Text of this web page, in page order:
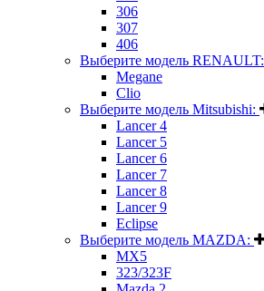
306
307
406
Выберите модель RENAULT:
Megane
Clio
Выберите модель Mitsubishi:
Lancer 4
Lancer 5
Lancer 6
Lancer 7
Lancer 8
Lancer 9
Eclipse
Выберите модель MAZDA:
MX5
323/323F